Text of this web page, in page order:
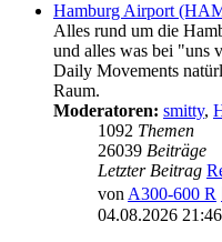
Hamburg Airport
Alles rund um die
und alles was bei "uns
Daily Movements
Raum.
Moderatoren: smitty,
1092 Themen
26039 Beiträge
Letzter Beitrag
vonA300-600 R
04.08.2026